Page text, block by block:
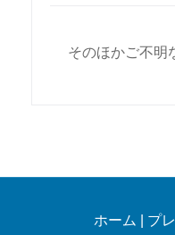
そのほかご不明
ホーム プ